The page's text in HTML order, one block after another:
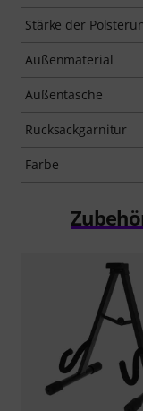
Stärke der
Außenmaterial
Außentasche
Rucksackgarnitur
Farbe